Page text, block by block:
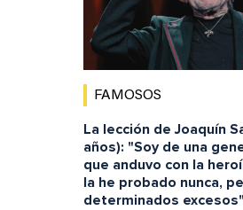
FAMOSOS
La lección de Joaquín
años): "Soy de una
que anduvo con la
la he probado nunca,
determinados excesos"